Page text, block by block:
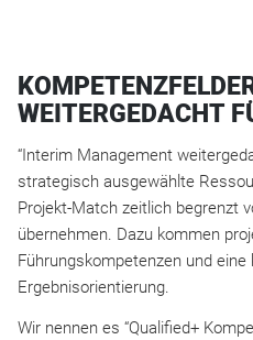
WEITERGEDACHT
“Interim Management
strategisch ausgewählte
Projekt-Match zeitlich begrenzt
übernehmen. Dazu kommen
Führungskompetenzen und
Ergebnisorientierung.
Wir nennen es “Qualified+